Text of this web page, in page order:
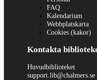
FAQ
Kalendarium
Webbplatskarta
Cookies (kakor)
Kontakta
Huvudbiblioteket
support.lib@chalmers.se